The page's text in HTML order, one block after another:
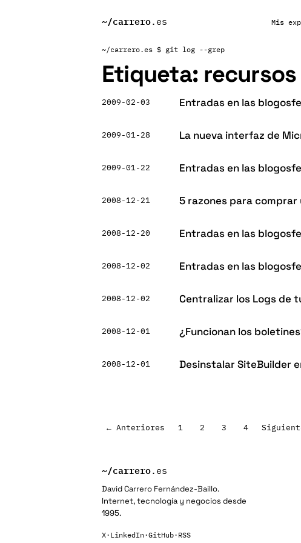
~/carrero.es Mis
~/carrero.es $ git log --grep
Etiqueta: recursos
2009-02-03 Entradas en las
2009-01-28 La nueva interfaz de
2009-01-22 Entradas en las
2008-12-21 5 razones para comprar
2008-12-20 Entradas en las
2008-12-02 Entradas en las
2008-12-02 Centralizar los Logs de
2008-12-01 ¿Funcionan los
2008-12-01 Desinstalar SiteBuilder
Paginación
entradas
← Anteriores 1 2 3 4
~/carrero.es
David Carrero Fernández-Baillo.
Internet, tecnología y negocios desde
1995.
X· LinkedIn·GitHub· RSS